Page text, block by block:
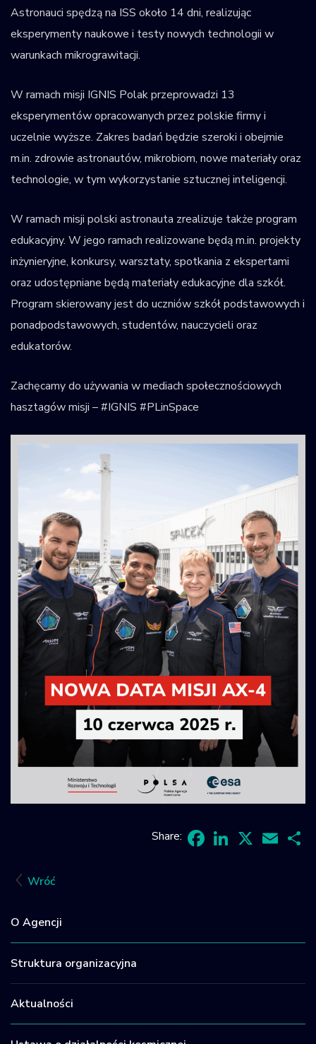
Wróć
O Agencji
Struktura organizacyjna
Aktualności
Astronauci spędzą na ISS około 14 dni, realizując
eksperymenty naukowe i testy nowych technologii w
warunkach mikrograwitacji.
W ramach misji IGNIS Polak przeprowadzi 13
eksperymentów opracowanych przez polskie firmy i
uczelnie wyższe. Zakres badań będzie szeroki i obejmie
m.in. zdrowie astronautów, mikrobiom, nowe materiały oraz
technologie, w tym wykorzystanie sztucznej inteligencji.
W ramach misji polski astronauta zrealizuje także program
edukacyjny. W jego ramach realizowane będą m.in. projekty
inżynieryjne, konkursy, warsztaty, spotkania z ekspertami
oraz udostępniane będą materiały edukacyjne dla szkół.
Program skierowany jest do uczniów szkół podstawowych i
ponadpodstawowych, studentów, nauczycieli oraz
edukatorów.
Zachęcamy do używania w mediach społecznościowych
hasztagów misji – #IGNIS #PLinSpace
Share: